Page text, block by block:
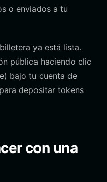
o enviados a tu
ya está lista.
pública haciendo clic
bajo tu cuenta de
depositar tokens
con una